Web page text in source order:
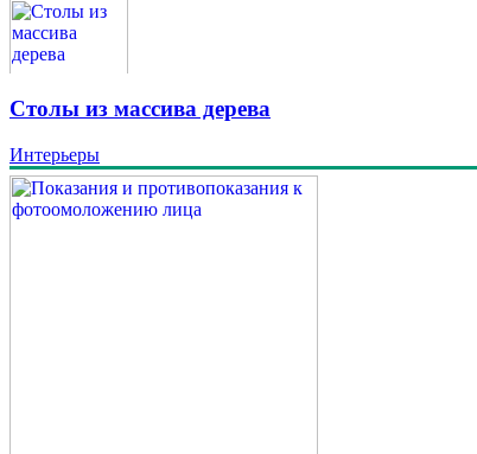
Столы из массива дерева
Интерьеры